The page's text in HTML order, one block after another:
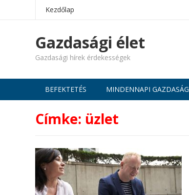
Kezdőlap
Gazdasági élet
Gazdasági hírek érdekességek
BEFEKTETÉS MINDENNAPI GAZDASÁG
Címke: üzlet